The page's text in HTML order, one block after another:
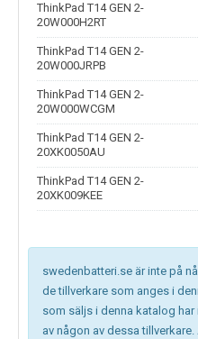
ThinkPad T14 GEN 2-
20W000H2RT
ThinkPad T14 GEN 2-
20W000JRPB
ThinkPad T14 GEN 2-
20W000WCGM
ThinkPad T14 GEN 2-
20XK0050AU
ThinkPad T14 GEN 2-
20XK009KEE
swedenbatteri.se är inte på
de tillverkare som anges i
som säljs i denna katalog
av någon av dessa